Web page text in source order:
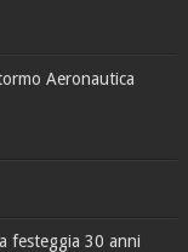
Aeronautica
festeggia 30 anni